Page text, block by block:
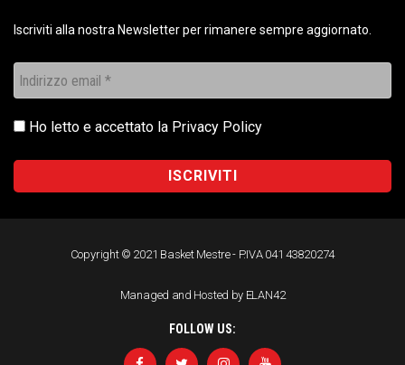
Iscriviti alla nostra Newsletter per rimanere sempre aggiornato.
Ho letto e accettato la Privacy Policy
Copyright © 2021 Basket Mestre - P.IVA 041 43820274
Managed and Hosted by ELAN42
FOLLOW US: